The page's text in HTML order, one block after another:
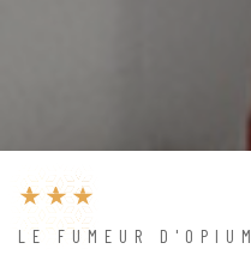
LE FUMEUR D'OPIUM